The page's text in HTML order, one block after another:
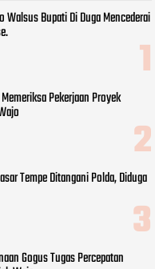
Walsus Bupati Di Duga Mencederai
Pekerjaan Proyek
Tempe Ditangani Polda, Diduga
Gogus Tugas Percepatan